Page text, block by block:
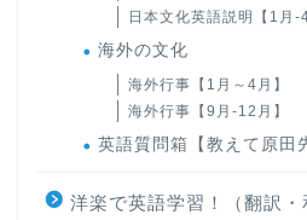
日本文化英語説明【1月-4
海外の文化
海外行事【1月～4月】
海外行事【9月-12月】
英語質問箱【教えて原田
洋楽で英語学習！（翻訳・